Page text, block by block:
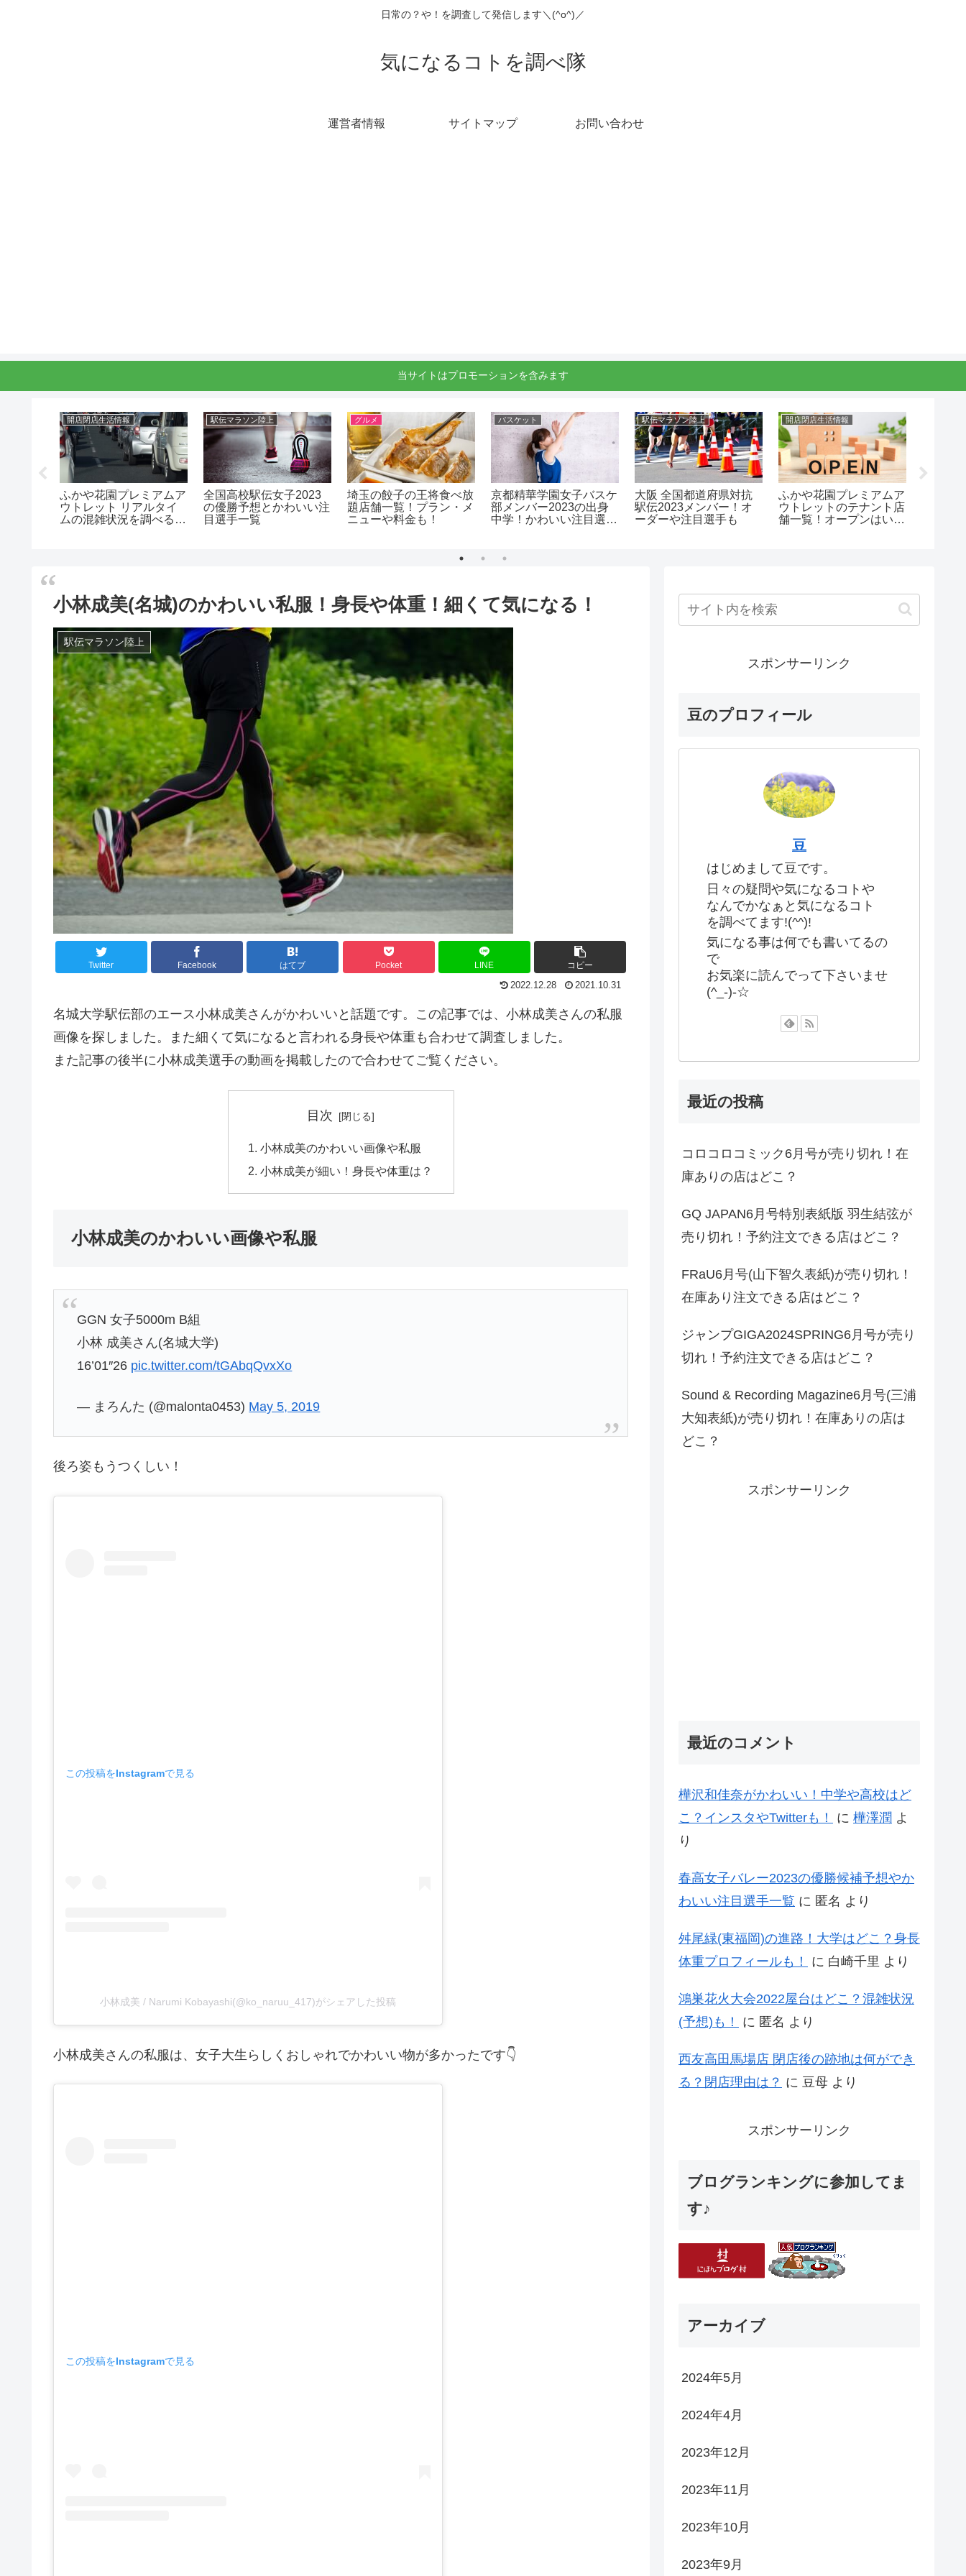
日常の？や！を調査して発信します＼(^o^)／
気になるコトを調べ隊
運営者情報 サイトマップ お問い合わせ
当サイトはプロモーションを含みます
開店閉店生活情報
ふかや花園プレミアムア
ウトレット リアルタイ
ムの混雑状況を調べる方
駅伝マラソン陸上
全国高校駅伝女子2023
の優勝予想とかわいい注
目選手一覧
グルメ
埼玉の餃子の王将食べ放
題店舗一覧！プラン・メ
ニューや料金も！
バスケット
京都精華学園女子バスケ
部メンバー2023の出身
中学！かわいい注目選手
駅伝マラソン陸上
大阪 全国都道府県対抗
駅伝2023メンバー！オ
ーダーや注目選手も
開店閉店生活情報
ふかや花園プレミアムア
ウトレットのテナント店
舗一覧！オープンはい
小林成美(名城)のかわいい私服！身長や体重！細くて気になる！
駅伝マラソン陸上
Twitter Facebook はてブ Pocket LINE コピー
2022.12.28 2021.10.31
名城大学駅伝部のエース小林成美さんがかわいいと話題です。この記事では、小林成美さんの私服
画像を探しました。また細くて気になると言われる身長や体重も合わせて調査しました。
また記事の後半に小林成美選手の動画を掲載したので合わせてご覧ください。
目次
小林成美のかわいい画像や私服
小林成美が細い！身長や体重は？
小林成美のかわいい画像や私服
GGN 女子5000m B組
小林 成美さん(名城大学)
16’01″26 pic.twitter.com/tGAbqQvxXo
— まろんた (@malonta0453) May 5, 2019
後ろ姿もうつくしい！
この投稿をInstagramで見る
小林成美 / Narumi Kobayashi(@ko_naruu_417)がシェアした投稿
小林成美さんの私服は、女子大生らしくおしゃれでかわいい物が多かったです👇
この投稿をInstagramで見る
スポンサーリンク
豆のプロフィール
豆
はじめまして豆です。
日々の疑問や気になるコトや
なんでかなぁと気になるコト
を調べてます!(^^)!
気になる事は何でも書いてるの
で
お気楽に読んでって下さいませ
(^_-)-☆
最近の投稿
コロコロコミック6月号が売り切れ！在
庫ありの店はどこ？
GQ JAPAN6月号特別表紙版 羽生結弦が
売り切れ！予約注文できる店はどこ？
FRaU6月号(山下智久表紙)が売り切れ！
在庫あり注文できる店はどこ？
ジャンプGIGA2024SPRING6月号が売り
切れ！予約注文できる店はどこ？
Sound & Recording Magazine6月号(三浦
大知表紙)が売り切れ！在庫ありの店は
どこ？
スポンサーリンク
最近のコメント
樺沢和佳奈がかわいい！中学や高校はど
こ？インスタやTwitterも！
に 樺澤潤 よ
り
春高女子バレー2023の優勝候補予想やか
わいい注目選手一覧 に 匿名 より
舛尾緑(東福岡)の進路！大学はどこ？身長
体重プロフィールも！
に 白崎千里 より
鴻巣花火大会2022屋台はどこ？混雑状況
(予想)も！
に 匿名 より
西友高田馬場店 閉店後の跡地は何ができ
る？閉店理由は？ に 豆母 より
スポンサーリンク
ブログランキングに参加してま
す♪
アーカイブ
2024年5月
2024年4月
2023年12月
2023年11月
2023年10月
2023年9月